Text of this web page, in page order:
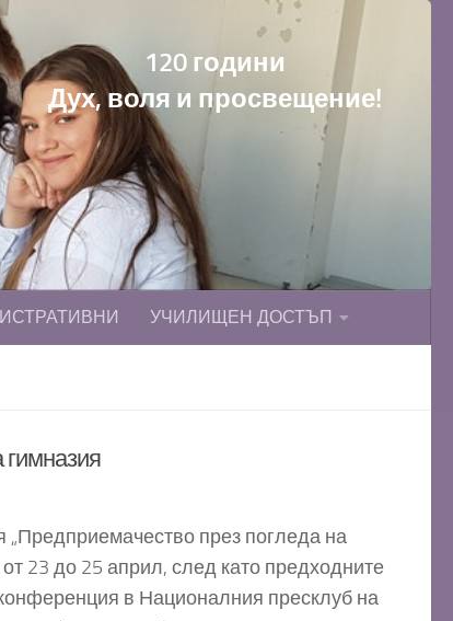
120 години
Дух, воля и просвещение!
УЧИЛИЩЕН ДОСТЪП
през погледа на
23 до 25 април, след като предходните
в Националния пресклуб на